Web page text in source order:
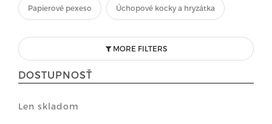
Papierové pexeso Úchopové kocky a hryzátka
MORE FILTERS
DOSTUPNOSŤ
Len skladom